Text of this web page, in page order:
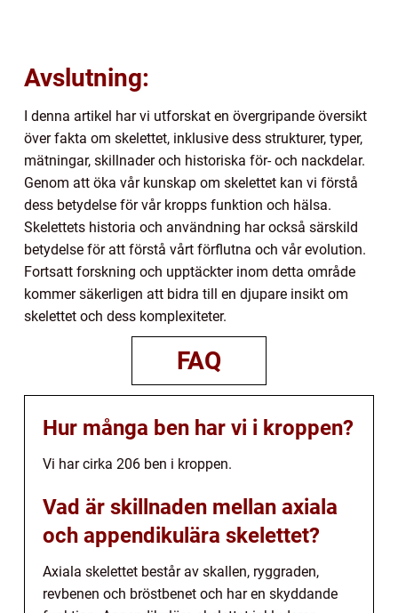
Avslutning:
I denna artikel har vi utforskat en övergripande översikt
över fakta om skelettet, inklusive dess strukturer, typer,
mätningar, skillnader och historiska för- och nackdelar.
Genom att öka vår kunskap om skelettet kan vi förstå
dess betydelse för vår kropps funktion och hälsa.
Skelettets historia och användning har också särskild
betydelse för att förstå vårt förflutna och vår evolution.
Fortsatt forskning och upptäckter inom detta område
kommer säkerligen att bidra till en djupare insikt om
skelettet och dess komplexiteter.
FAQ
Hur många ben har vi i kroppen?
Vi har cirka 206 ben i kroppen.
Vad är skillnaden mellan axiala
och appendikulära skelettet?
Axiala skelettet består av skallen, ryggraden,
revbenen och bröstbenet och har en skyddande